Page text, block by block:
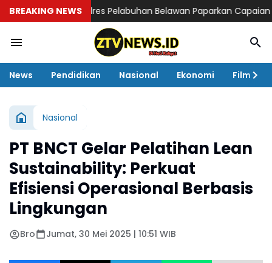
BREAKING NEWS
Kapolres Pelabuhan Belawan Paparkan Capaian
News Pendidikan Nasional Ekonomi Film
Nasional
PT BNCT Gelar Pelatihan Lean
Sustainability: Perkuat
Efisiensi Operasional Berbasis
Lingkungan
Bro Jumat, 30 Mei 2025 | 10:51 WIB